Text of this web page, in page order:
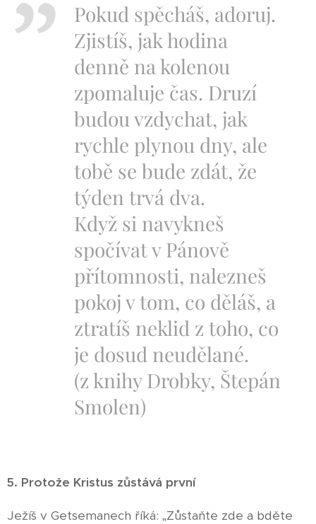
Pokud spěcháš, adoruj.
Zjistíš, jak hodina
denně na kolenou
zpomaluje čas. Druzí
budou vzdychat, jak
rychle plynou dny, ale
tobě se bude zdát, že
týden trvá dva.
Když si navykneš
spočívat v Pánově
přítomnosti, nalezneš
pokoj v tom, co děláš, a
ztratíš neklid z toho, co
je dosud neudělané.
(z knihy Drobky, Štepán
Smolen)
5. Protože Kristus zůstává první
Ježíš v Getsemanech říká: „Zůstaňte zde a bděte